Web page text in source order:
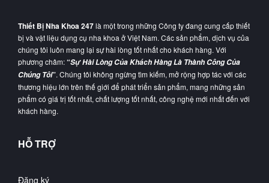
Thiết Bị Nha Khoa 247là một trong những Công ty đang cung cấp thiết
bị và vật liệu dụng cụ nha khoa ở Việt Nam. Các sản phẩm, dịch vụ của
chúng tôi luôn mang lại sự hài lòng tốt nhất cho khách hàng. Với
phương châm:“Sự Hài Lòng Của Khách Hàng Là Thành Công Của
Chúng Tôi”. Chúng tôi không ngừng tìm kiếm, mở rộng hợp tác với các
thương hiệu lớn trên thế giới để phát triển sản phẩm, mang những sản
phẩm có giá trị tốt nhất, chất lượng tốt nhất, công nghệ mới nhất đến với
khách hàng.
HỖ TRỢ
Đăng ký